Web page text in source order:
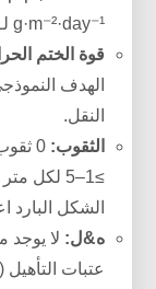
g·m⁻²·day⁻¹ لـ alu-alu.
قوة الختم
النقل.
الثقوب:
0
≥1–5
الشكل البارد
ه&ل: لا يوجد